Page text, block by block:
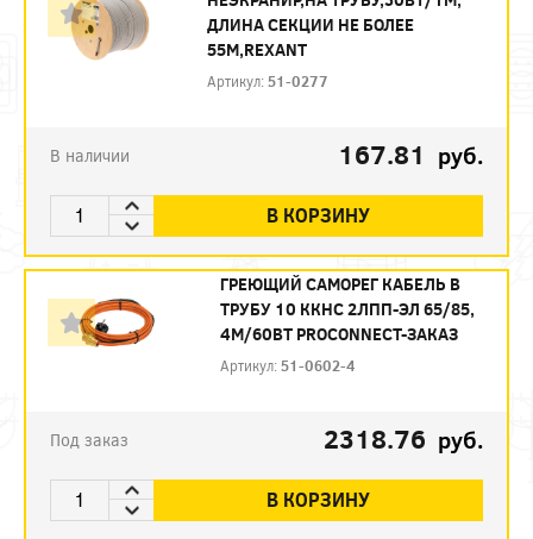
ДЛИНА СЕКЦИИ НЕ БОЛЕЕ
55М,REXANT
Артикул: 51-0277
В наличии 167.81 руб.
В КОРЗИНУ
ГРЕЮЩИЙ САМОРЕГ КАБЕЛЬ В
ТРУБУ 10 ККНС 2ЛПП-ЭЛ 65/85,
4М/60ВТ PROCONNECT-ЗАКАЗ
Артикул: 51-0602-4
Под заказ 2318.76 руб.
В КОРЗИНУ